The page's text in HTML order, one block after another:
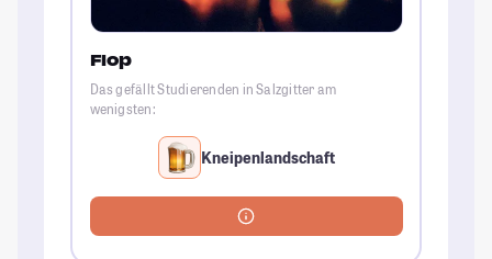
Flop
Das gefällt Studierenden in Salzgitter am
wenigsten:
Kneipenlandschaft